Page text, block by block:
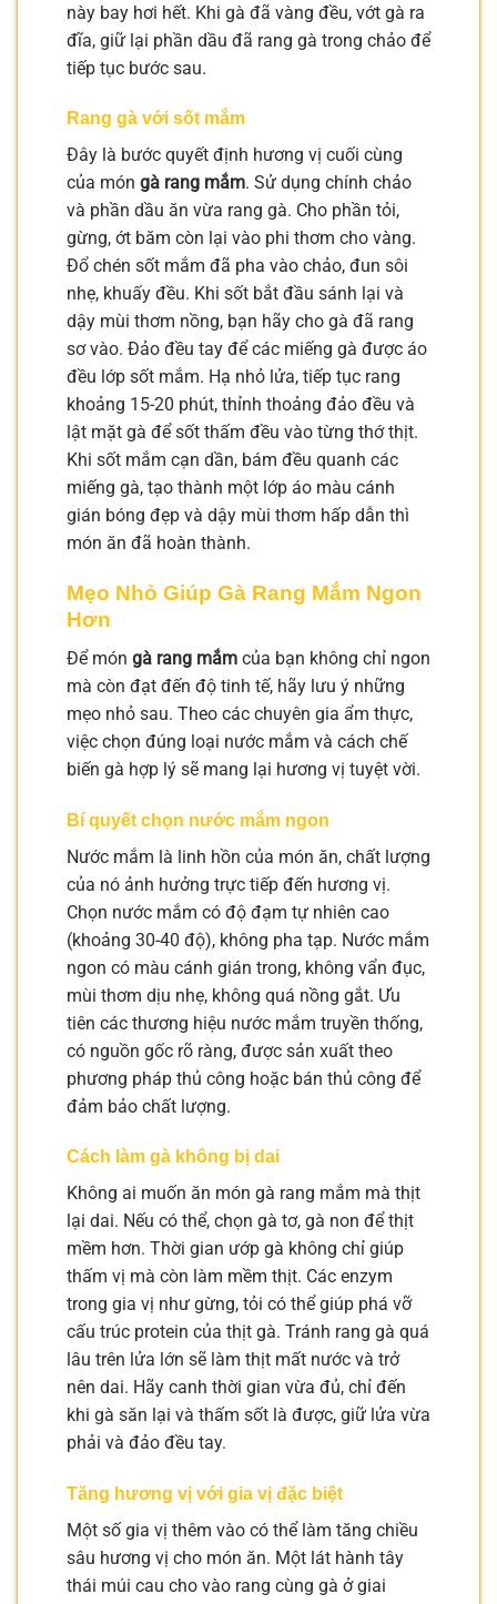
này bay hơi hết. Khi gà đã vàng đều, vớt gà ra
đĩa, giữ lại phần dầu đã rang gà trong chảo để
tiếp tục bước sau.
Rang gà với sốt mắm
Đây là bước quyết định hương vị cuối cùng
của món gà rang mắm. Sử dụng chính chảo
và phần dầu ăn vừa rang gà. Cho phần tỏi,
gừng, ớt băm còn lại vào phi thơm cho vàng.
Đổ chén sốt mắm đã pha vào chảo, đun sôi
nhẹ, khuấy đều. Khi sốt bắt đầu sánh lại và
dậy mùi thơm nồng, bạn hãy cho gà đã rang
sơ vào. Đảo đều tay để các miếng gà được áo
đều lớp sốt mắm. Hạ nhỏ lửa, tiếp tục rang
khoảng 15-20 phút, thỉnh thoảng đảo đều và
lật mặt gà để sốt thấm đều vào từng thớ thịt.
Khi sốt mắm cạn dần, bám đều quanh các
miếng gà, tạo thành một lớp áo màu cánh
gián bóng đẹp và dậy mùi thơm hấp dẫn thì
món ăn đã hoàn thành.
Mẹo Nhỏ Giúp Gà Rang Mắm Ngon
Hơn
Để món gà rang mắm của bạn không chỉ ngon
mà còn đạt đến độ tinh tế, hãy lưu ý những
mẹo nhỏ sau. Theo các chuyên gia ẩm thực,
việc chọn đúng loại nước mắm và cách chế
biến gà hợp lý sẽ mang lại hương vị tuyệt vời.
Bí quyết chọn nước mắm ngon
Nước mắm là linh hồn của món ăn, chất lượng
của nó ảnh hưởng trực tiếp đến hương vị.
Chọn nước mắm có độ đạm tự nhiên cao
(khoảng 30-40 độ), không pha tạp. Nước mắm
ngon có màu cánh gián trong, không vẩn đục,
mùi thơm dịu nhẹ, không quá nồng gắt. Ưu
tiên các thương hiệu nước mắm truyền thống,
có nguồn gốc rõ ràng, được sản xuất theo
phương pháp thủ công hoặc bán thủ công để
đảm bảo chất lượng.
Cách làm gà không bị dai
Không ai muốn ăn món gà rang mắm mà thịt
lại dai. Nếu có thể, chọn gà tơ, gà non để thịt
mềm hơn. Thời gian ướp gà không chỉ giúp
thấm vị mà còn làm mềm thịt. Các enzym
trong gia vị như gừng, tỏi có thể giúp phá vỡ
cấu trúc protein của thịt gà. Tránh rang gà quá
lâu trên lửa lớn sẽ làm thịt mất nước và trở
nên dai. Hãy canh thời gian vừa đủ, chỉ đến
khi gà săn lại và thấm sốt là được, giữ lửa vừa
phải và đảo đều tay.
Tăng hương vị với gia vị đặc biệt
Một số gia vị thêm vào có thể làm tăng chiều
sâu hương vị cho món ăn. Một lát hành tây
thái múi cau cho vào rang cùng gà ở giai